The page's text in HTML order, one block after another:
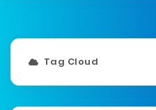
Tag Cloud